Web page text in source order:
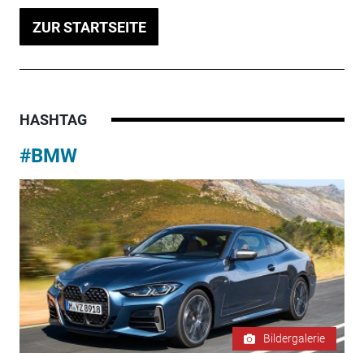
ZUR STARTSEITE
HASHTAG
#BMW
Bildergalerie